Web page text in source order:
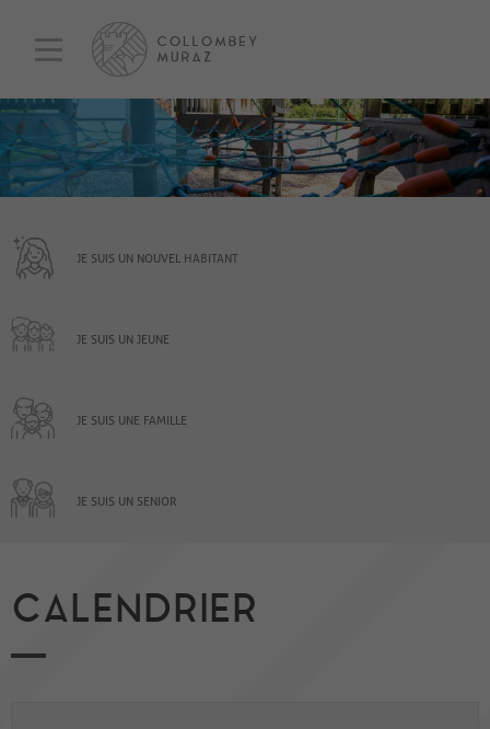
JE SUIS UN NOUVEL HABITANT
JE SUIS UN JEUNE
JE SUIS UNE FAMILLE
JE SUIS UN SENIOR
CALENDRIER